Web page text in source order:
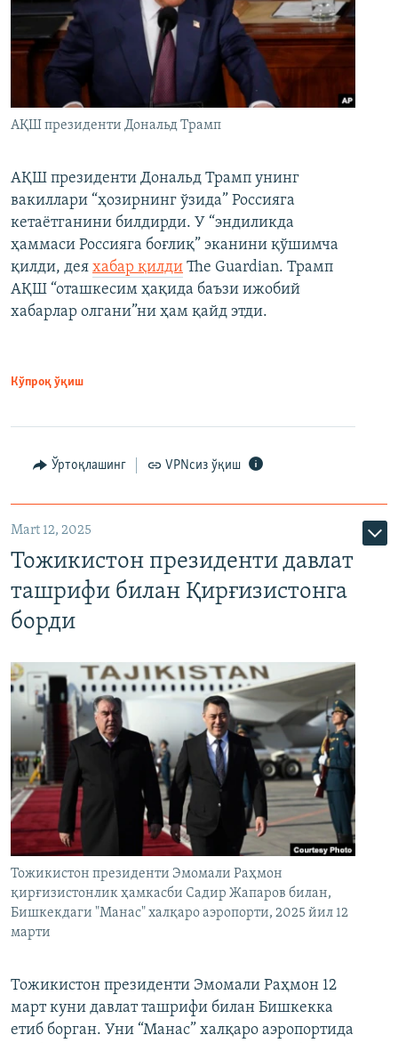
АҚШ президенти Дональд Трамп
АҚШ президенти Дональд Трамп унинг
вакиллари “ҳозирнинг ўзида” Россияга
кетаётганини билдирди. У “эндиликда
ҳаммаси Россияга боғлиқ” эканини қўшимча
қилди, дея хабар қилди The Guardian. Трамп
АҚШ “оташкесим ҳақида баъзи ижобий
хабарлар олгани”ни ҳам қайд этди.
Кўпроқ ўқиш
Ўртоқлашинг VPNсиз ўқиш
Mart 12, 2025
Тожикистон президенти давлат
ташрифи билан Қирғизистонга
борди
Тожикистон президенти Эмомали Раҳмон
қирғизистонлик ҳамкасби Садир Жапаров билан,
Бишкекдаги "Манас" халқаро аэропорти, 2025 йил 12
марти
Тожикистон президенти Эмомали Раҳмон 12
март куни давлат ташрифи билан Бишкекка
етиб борган. Уни “Манас” халқаро аэропортида